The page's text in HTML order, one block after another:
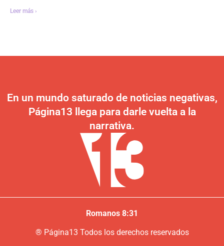
Leer más ›
En un mundo saturado de noticias negativas,
Página13 llega para darle vuelta a la
narrativa.
Romanos 8:31
® Página13 Todos los derechos reservados